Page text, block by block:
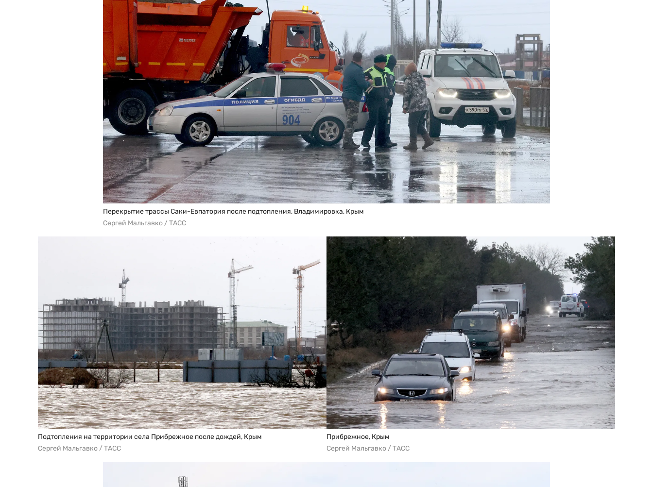
Перекрытие трассы Саки-Евпатория после подтопления, Владимировка, Крым
Сергей Мальгавко / ТАСС
Подтопления на территории села Прибрежное после дождей, Крым
Сергей Мальгавко / ТАСС
Прибрежное, Крым
Сергей Мальгавко / ТАСС